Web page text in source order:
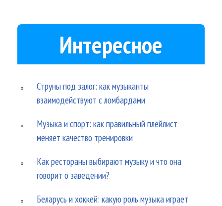
Интересное
Струны под залог: как музыканты
взаимодействуют с ломбардами
Музыка и спорт: как правильный плейлист
меняет качество тренировки
Как рестораны выбирают музыку и что она
говорит о заведении?
Беларусь и хоккей: какую роль музыка играет